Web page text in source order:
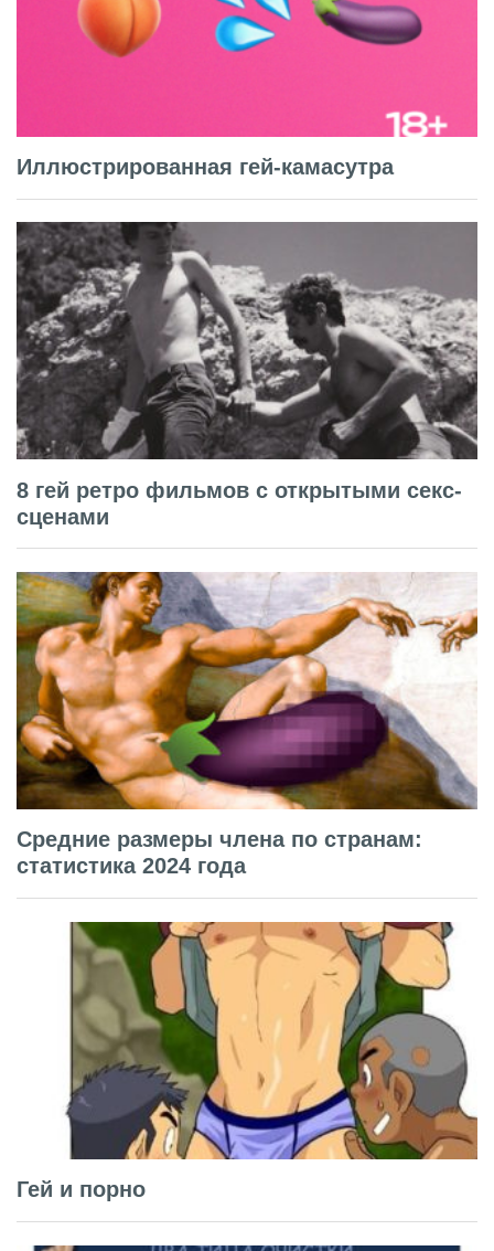
Иллюстрированная гей-камасутра
8 гей ретро фильмов с открытыми секс-
сценами
Средние размеры члена по странам:
статистика 2024 года
Гей и порно